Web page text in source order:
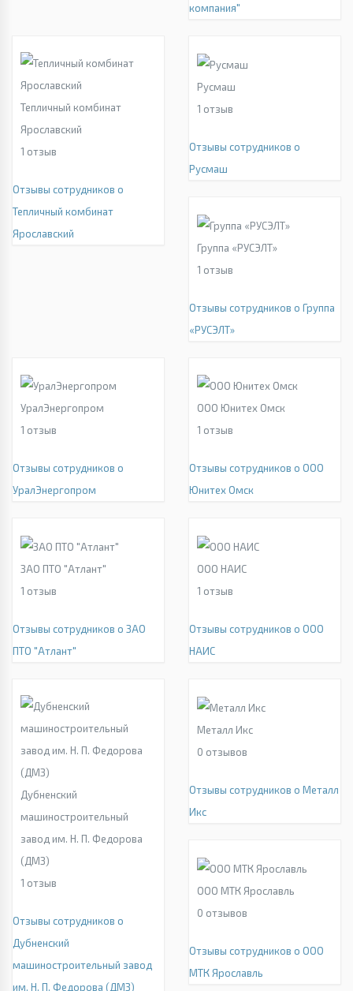
компания"
Тепличный комбинат
Ярославский
1 отзыв
Отзывы сотрудников о
Тепличный комбинат
Ярославский
Русмаш
1 отзыв
Отзывы сотрудников о
Русмаш
Группа «РУСЭЛТ»
1 отзыв
Отзывы сотрудников о Группа
«РУСЭЛТ»
УралЭнергопром
1 отзыв
Отзывы сотрудников о
УралЭнергопром
ООО Юнитех Омск
1 отзыв
Отзывы сотрудников о ООО
Юнитех Омск
ЗАО ПТО "Атлант"
1 отзыв
Отзывы сотрудников о ЗАО
ПТО "Атлант"
ООО НАИС
1 отзыв
Отзывы сотрудников о ООО
НАИС
Дубненский
машиностроительный
завод им. Н. П. Федорова
(ДМЗ)
1 отзыв
Отзывы сотрудников о
Дубненский
машиностроительный завод
им. Н. П. Федорова (ДМЗ)
Металл Икс
0 отзывов
Отзывы сотрудников о Металл
Икс
ООО МТК Ярославль
0 отзывов
Отзывы сотрудников о ООО
МТК Ярославль